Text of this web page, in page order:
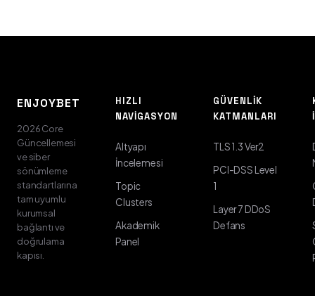
ENJOYBET
2026 Core
Güncellemesi
ve siber
sönümleme
standartlarına
tam uyumlu
kurumsal
bağlantı ve
doğrulama
kapısı.
HIZLI
NAVIGASYON
Altyapı
İncelemesi
Topic
Clusters
Akademik
Panel
GÜVENLIK
KATMANLARI
TLS 1.3 Ver2
PCI-DSS Level
1
Layer 7 DDoS
Defans